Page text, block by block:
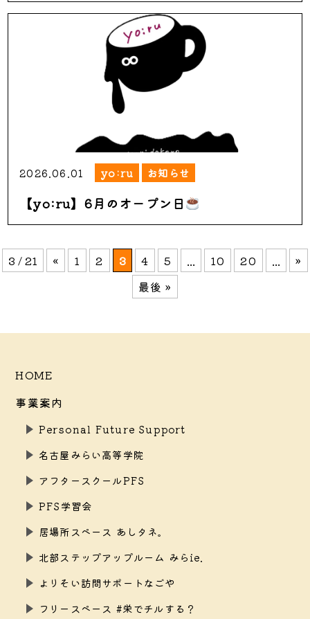
2026.06.01 yo:ru お知らせ
【yo:ru】6月のオープン日
3 / 21 « 1 2 3 4 5 ... 10 20 ...
»
最後 »
HOME
事業案内
Personal Future Support
名古屋みらい高等学院
アフタースクールPFS
PFS学習会
居場所スペース あしタネ。
北部ステップアップルーム みらie.
よりそい訪問サポートなごや
フリースペース #栄でチルする？